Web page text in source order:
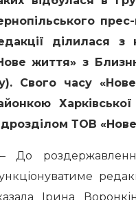
ділилася з
життя» з
Свого часу
ТОВ
До
Ірина